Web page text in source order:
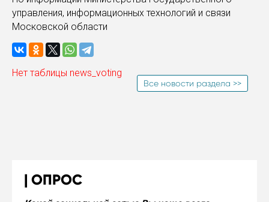
управления, информационных технологий и связи
Московской области
Нет таблицы news_voting
Все новости раздела >>
ОПРОС